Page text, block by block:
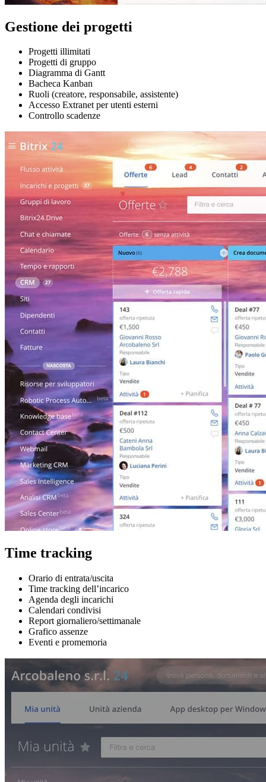
Gestione dei progetti
Progetti illimitati
Progetti di gruppo
Diagramma di Gantt
Bacheca Kanban
Ruoli (creatore, responsabile, assistente)
Accesso Extranet per utenti esterni
Controllo scadenze
Time tracking
Orario di entrata/uscita
Time tracking dell’incarico
Agenda degli incarichi
Calendari condivisi
Report giornaliero/settimanale
Grafico assenze
Eventi e promemoria